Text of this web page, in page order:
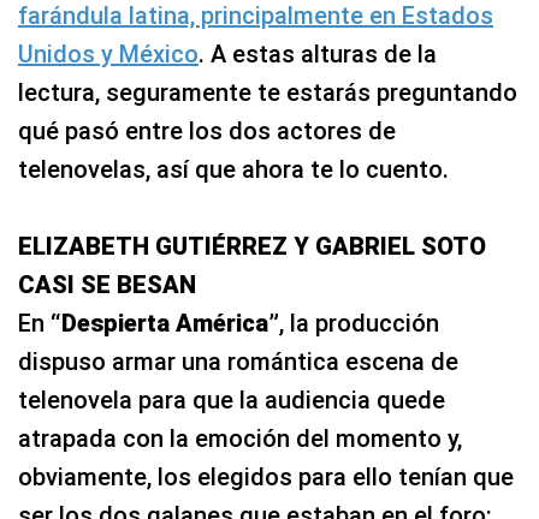
farándula latina, principalmente en Estados
Unidos y México. A estas alturas de la
lectura, seguramente te estarás preguntando
qué pasó entre los dos actores de
telenovelas, así que ahora te lo cuento.
ELIZABETH GUTIÉRREZ Y GABRIEL SOTO
CASI SE BESAN
En “Despierta América”, la producción
dispuso armar una romántica escena de
telenovela para que la audiencia quede
atrapada con la emoción del momento y,
obviamente, los elegidos para ello tenían que